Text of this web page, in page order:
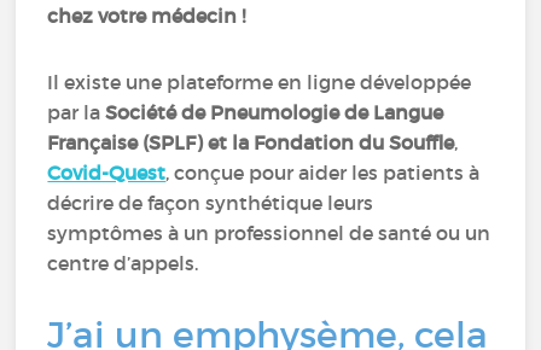
chez votre médecin !
Il existe une plateforme en ligne développée
par laSociété de Pneumologie de Langue
Française (SPLF) et la Fondation du Souffle,
Covid-Quest, conçue pour aider les patients à
décrire de façon synthétique leurs
symptômes à un professionnel de santé ou un
centre d’appels.
J’ai un emphysème, cela